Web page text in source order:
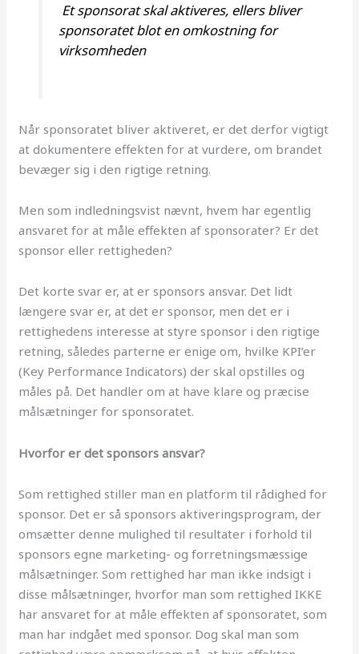
Et sponsorat skal aktiveres, ellers bliver
sponsoratet blot en omkostning for
virksomheden
Når sponsoratet bliver aktiveret, er det derfor vigtigt
at dokumentere effekten for at vurdere, om brandet
bevæger sig i den rigtige retning.
Men som indledningsvist nævnt, hvem har egentlig
ansvaret for at måle effekten af sponsorater? Er det
sponsor eller rettigheden?
Det korte svar er, at er sponsors ansvar. Det lidt
længere svar er, at det er sponsor, men det er i
rettighedens interesse at styre sponsor i den rigtige
retning, således parterne er enige om, hvilke KPI’er
(Key Performance Indicators) der skal opstilles og
måles på. Det handler om at have klare og præcise
målsætninger for sponsoratet.
Hvorfor er det sponsors ansvar?
Som rettighed stiller man en platform til rådighed for
sponsor. Det er så sponsors aktiveringsprogram, der
omsætter denne mulighed til resultater i forhold til
sponsors egne marketing- og forretningsmæssige
målsætninger. Som rettighed har man ikke indsigt i
disse målsætninger, hvorfor man som rettighed IKKE
har ansvaret for at måle effekten af sponsoratet, som
man har indgået med sponsor. Dog skal man som